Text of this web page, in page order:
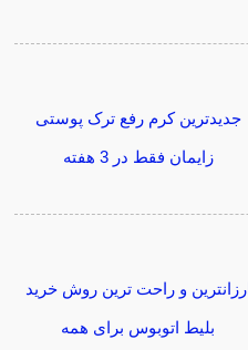
جدیدترین کرم رفع ترک پوستی
زایمان فقط در 3 هفته
ارزانترین و راحت ترین روش خرید
بلیط اتوبوس برای همه